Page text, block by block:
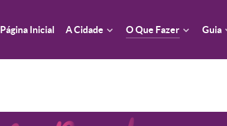
Página Inicial A Cidade O Que Fazer Guia